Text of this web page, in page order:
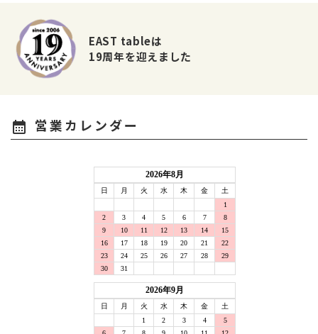
EAST tableは
19周年を迎えました
calendar_month 営業カレンダー